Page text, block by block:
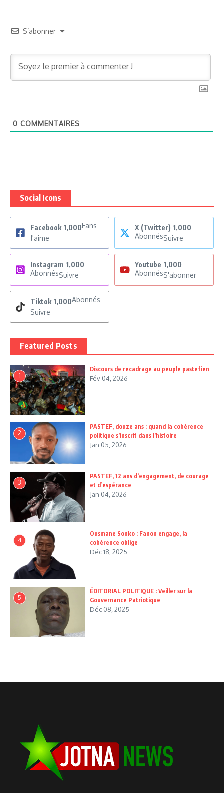
S’abonner
0 COMMENTAIRES
Social Icons
Facebook 1,000Fans
J'aime
X (Twitter) 1,000
AbonnésSuivre
Instagram 1,000
AbonnésSuivre
Youtube 1,000
AbonnésS'abonner
Tiktok 1,000Abonnés
Suivre
Featured Posts
1
Discours de recadrage au peuple pastefien
Fév 04, 2026
2
PASTEF, douze ans : quand la cohérence
politique s’inscrit dans l’histoire
Jan 05, 2026
3
PASTEF, 12 ans d’engagement, de courage
et d’espérance
Jan 04, 2026
4
Ousmane Sonko : Fanon engage, la
cohérence oblige
Déc 18, 2025
5
ÉDITORIAL POLITIQUE : Veiller sur la
Gouvernance Patriotique
Déc 08, 2025